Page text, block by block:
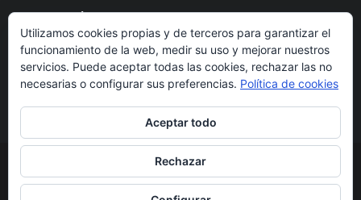
Búsqueda
© 2014 Radio Bahía Gibraltar desarrollado por
Media&Web
Utilizamos cookies propias y de terceros para garantizar el
funcionamiento de la web, medir su uso y mejorar nuestros
servicios. Puede aceptar todas las cookies, rechazar las no
necesarias o configurar sus preferencias. Política de cookies
Aceptar todo
Rechazar